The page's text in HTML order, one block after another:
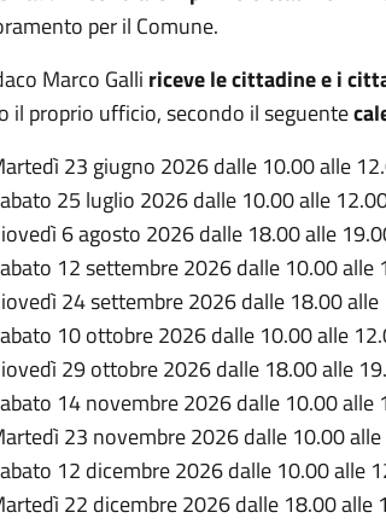
per il Comune.
Marco Galli riceve le cittadine e i
il proprio ufficio, secondo il seguente
23 giugno 2026 dalle 10.00 alle
25 luglio 2026 dalle 10.00 alle
6 agosto 2026 dalle 18.00 alle
12 settembre 2026 dalle 10.00 alle
24 settembre 2026 dalle 18.00
10 ottobre 2026 dalle 10.00 alle
29 ottobre 2026 dalle 18.00 alle
14 novembre 2026 dalle 10.00 alle
23 novembre 2026 dalle 10.00
12 dicembre 2026 dalle 10.00 alle
22 dicembre 2026 dalle 18.00 alle